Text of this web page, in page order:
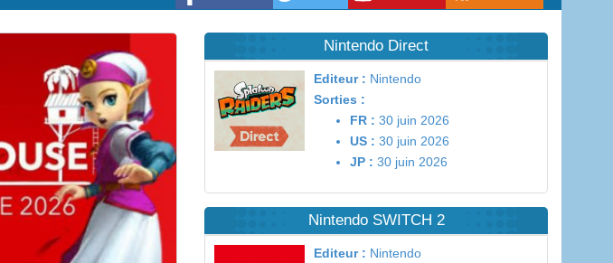
Nintendo Direct
Editeur : Nintendo
Sorties :
FR : 30 juin 2026
US : 30 juin 2026
JP : 30 juin 2026
Nintendo SWITCH 2
Editeur : Nintendo